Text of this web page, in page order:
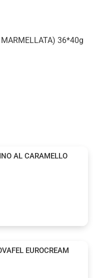
MARMELLATA) 36*40g
AL CARAMELLO
EUROCREAM